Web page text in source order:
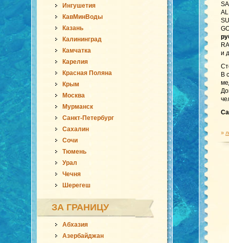
Ингушетия
КавМинВоды
Казань
Калининград
Камчатка
Карелия
Красная Поляна
Крым
Москва
Мурманск
Санкт-Петербург
Сахалин
Сочи
Тюмень
Урал
Чечня
Шерегеш
ЗА ГРАНИЦУ
Абхазия
Азербайджан
и
В
»